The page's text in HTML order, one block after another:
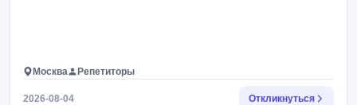
Москва Репетиторы
2026-08-04 Откликнуться